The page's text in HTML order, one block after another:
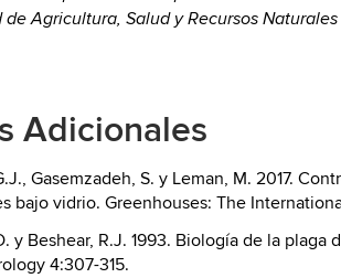
de Agricultura, Salud y Recursos
Adicionales
Gasemzadeh, S. y Leman, M. 2017.
bajo vidrio. Greenhouses: The
y Beshear, R.J. 1993. Biología de la
4:307-315.